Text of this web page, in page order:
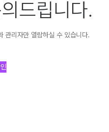
드립니다.
관리자만 열람하실 수 있습니다.